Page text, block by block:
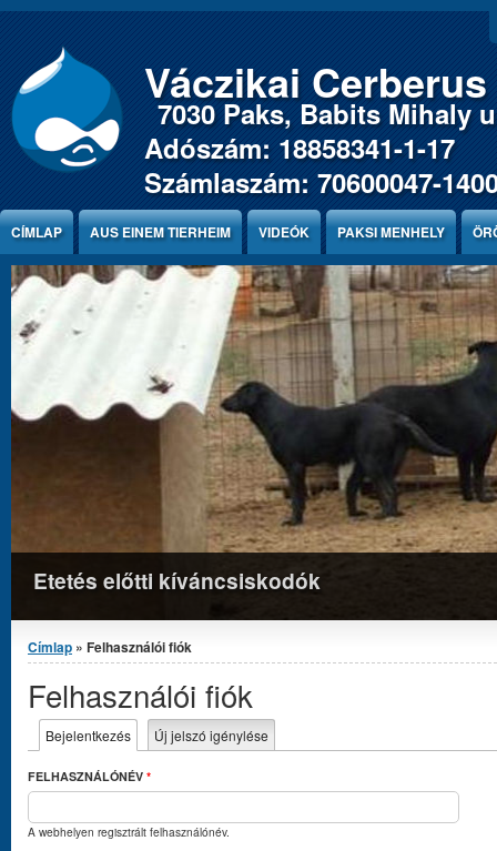
Jump to Content
Váczikai
7030 Paks, Babits Mihaly
Adószám: 18858341-1-17
Számlaszám: 70600047-
CÍMLAP AUS EINEM TIERHEIM VIDEÓK PAKSI MENHELY
Etetés előtti kíváncsiskodók
Jelenlegi hely
Címlap » Felhasználói fiók
Felhasználói fiók
Elsődleges fülek
Bejelentkezés (aktív fül)
Új jelszó igénylése
FELHASZNÁLÓNÉV *
A webhelyen regisztrált felhasználónév.